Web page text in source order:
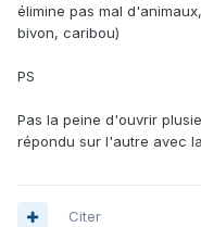
élimine pas mal
bivon, caribou)
PS
Pas la peine d'ouvrir
répondu sur l'autre avec
Citer